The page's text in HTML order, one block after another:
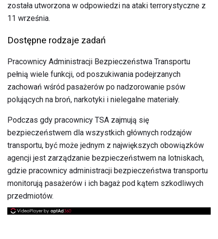
została utworzona w odpowiedzi na ataki terrorystyczne z
11 września.
Dostępne rodzaje zadań
Pracownicy Administracji Bezpieczeństwa Transportu
pełnią wiele funkcji, od poszukiwania podejrzanych
zachowań wśród pasażerów po nadzorowanie psów
polujących na broń, narkotyki i nielegalne materiały.
Podczas gdy pracownicy TSA zajmują się
bezpieczeństwem dla wszystkich głównych rodzajów
transportu, być może jednym z największych obowiązków
agencji jest zarządzanie bezpieczeństwem na lotniskach,
gdzie pracownicy administracji bezpieczeństwa transportu
monitorują pasażerów i ich bagaż pod kątem szkodliwych
przedmiotów.